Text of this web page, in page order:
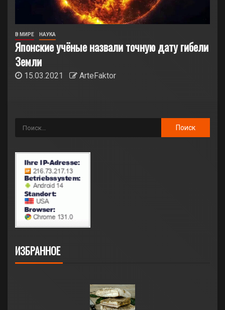
В МИРЕ НАУКА
Японские учёные назвали точную дату гибели
Земли
15.03.2021 ArteFaktor
ИЗБРАННОЕ